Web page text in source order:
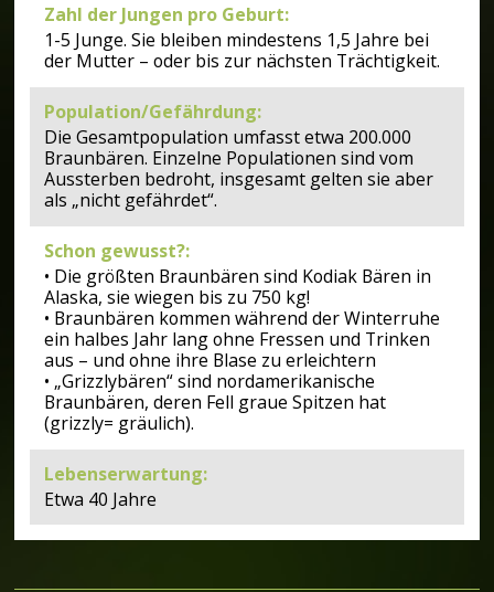
Zahl der Jungen pro Geburt:
1-5 Junge. Sie bleiben mindestens 1,5 Jahre bei
der Mutter – oder bis zur nächsten Trächtigkeit.
Population/Gefährdung:
Die Gesamtpopulation umfasst etwa 200.000
Braunbären. Einzelne Populationen sind vom
Aussterben bedroht, insgesamt gelten sie aber
als „nicht gefährdet“.
Schon gewusst?:
• Die größten Braunbären sind Kodiak Bären in
Alaska, sie wiegen bis zu 750 kg!
• Braunbären kommen während der Winterruhe
ein halbes Jahr lang ohne Fressen und Trinken
aus – und ohne ihre Blase zu erleichtern
• „Grizzlybären“ sind nordamerikanische
Braunbären, deren Fell graue Spitzen hat
(grizzly= gräulich).
Lebenserwartung:
Etwa 40 Jahre